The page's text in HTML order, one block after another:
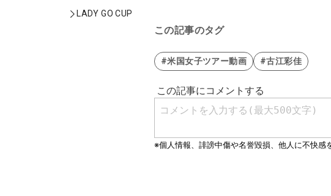
LADY GO CUP
この記事のタグ
#米国女子ツアー動画 #古江彩佳